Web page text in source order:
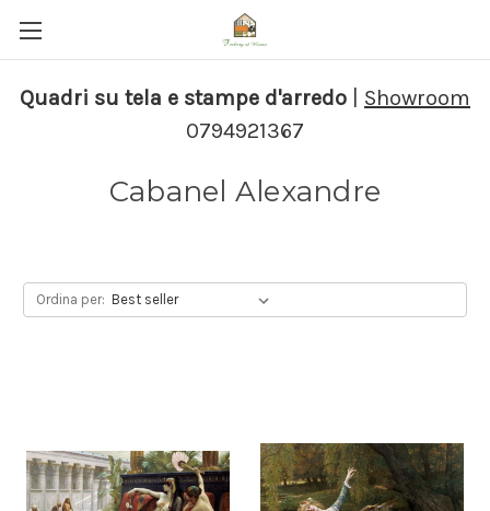
Quadri su tela e stampe d'arredo
Showroom
0794921367
Cabanel Alexandre
Ordina per: